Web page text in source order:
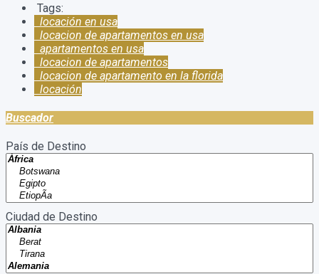
Tags:
locación en usa
locacion de apartamentos en usa
apartamentos en usa
locacion de apartamentos
locacion de apartamento en la florida
locación
Buscador
País de Destino
Ciudad de Destino